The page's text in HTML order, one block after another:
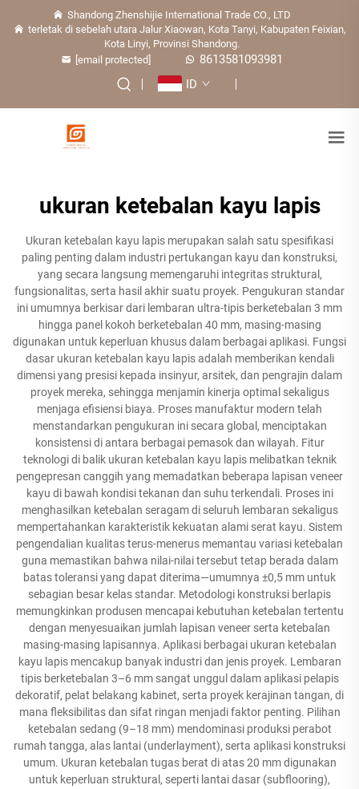
Shandong Zhenshijie International Trade CO., LTD
terletak di sebelah utara Jalur Xiaowan, Kota Tanyi, Kabupaten Feixian,
Kota Linyi, Provinsi Shandong.
[email protected]
8613581093981
ID
ukuran ketebalan kayu lapis
Ukuran ketebalan kayu lapis merupakan salah satu spesifikasi
paling penting dalam industri pertukangan kayu dan konstruksi,
yang secara langsung memengaruhi integritas struktural,
fungsionalitas, serta hasil akhir suatu proyek. Pengukuran standar
ini umumnya berkisar dari lembaran ultra-tipis berketebalan 3 mm
hingga panel kokoh berketebalan 40 mm, masing-masing
digunakan untuk keperluan khusus dalam berbagai aplikasi. Fungsi
dasar ukuran ketebalan kayu lapis adalah memberikan kendali
dimensi yang presisi kepada insinyur, arsitek, dan pengrajin dalam
proyek mereka, sehingga menjamin kinerja optimal sekaligus
menjaga efisiensi biaya. Proses manufaktur modern telah
menstandarkan pengukuran ini secara global, menciptakan
konsistensi di antara berbagai pemasok dan wilayah. Fitur
teknologi di balik ukuran ketebalan kayu lapis melibatkan teknik
pengepresan canggih yang memadatkan beberapa lapisan veneer
kayu di bawah kondisi tekanan dan suhu terkendali. Proses ini
menghasilkan ketebalan seragam di seluruh lembaran sekaligus
mempertahankan karakteristik kekuatan alami serat kayu. Sistem
pengendalian kualitas terus-menerus memantau variasi ketebalan
guna memastikan bahwa nilai-nilai tersebut tetap berada dalam
batas toleransi yang dapat diterima—umumnya ±0,5 mm untuk
sebagian besar kelas standar. Metodologi konstruksi berlapis
memungkinkan produsen mencapai kebutuhan ketebalan tertentu
dengan menyesuaikan jumlah lapisan veneer serta ketebalan
masing-masing lapisannya. Aplikasi berbagai ukuran ketebalan
kayu lapis mencakup banyak industri dan jenis proyek. Lembaran
tipis berketebalan 3–6 mm sangat unggul dalam aplikasi pelapis
dekoratif, pelat belakang kabinet, serta proyek kerajinan tangan, di
mana fleksibilitas dan sifat ringan menjadi faktor penting. Pilihan
ketebalan sedang (9–18 mm) mendominasi produksi perabot
rumah tangga, alas lantai (underlayment), serta aplikasi konstruksi
umum. Ukuran ketebalan tugas berat di atas 20 mm digunakan
untuk keperluan struktural, seperti lantai dasar (subflooring),